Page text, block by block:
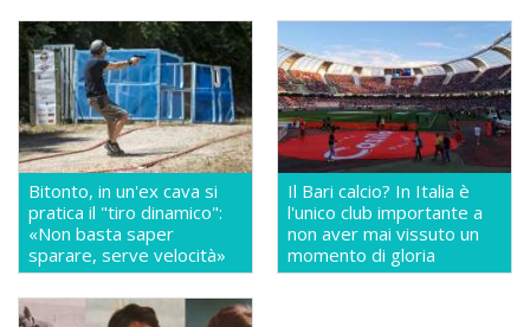
Bitonto, in un'ex cava si
pratica il "tiro dinamico":
«Non basta saper
sparare, serve velocità»
Il Bari calcio? In Italia è
l'unico club importante a
non aver mai vissuto un
momento di gloria